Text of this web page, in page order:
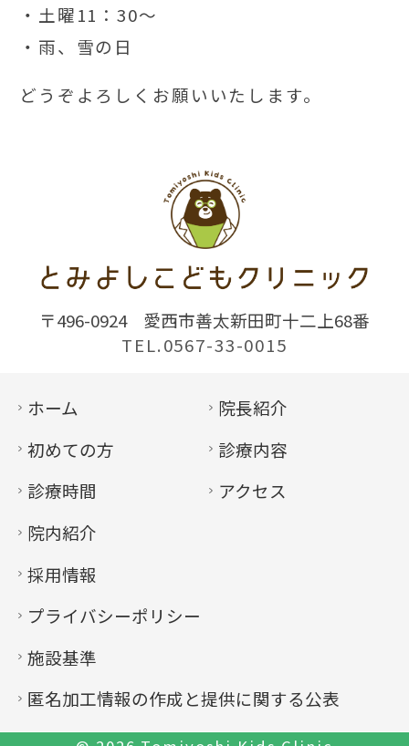
・土曜11：30～
・雨、雪の日
どうぞよろしくお願いいたします。
〒496-0924
愛西市善太新田町十二上68番
TEL.0567-33-0015
ホーム
院長紹介
初めての方
診療内容
診療時間
アクセス
院内紹介
採用情報
プライバシーポリシー
施設基準
匿名加工情報の作成と提供に関する公表